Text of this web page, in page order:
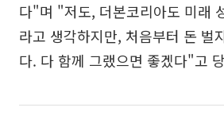
다"며 "저도, 더본코리아도 미래
라고 생각하지만, 처음부터 돈 벌
다. 다 함께 그랬으면 좋겠다"고